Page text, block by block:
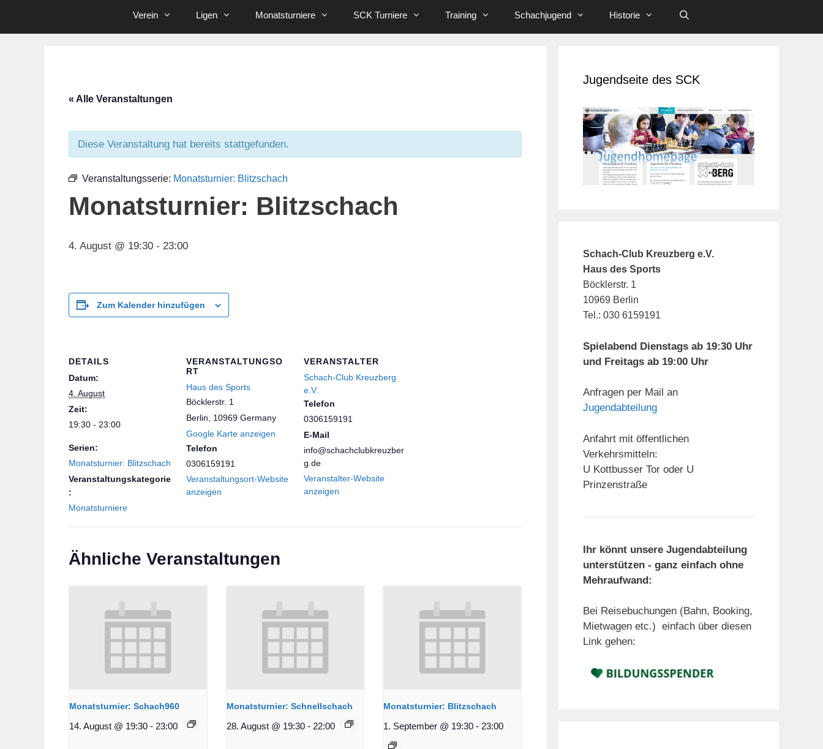
Verein Ligen Monatsturniere SCK Turniere Training Schachjugend Historie
« Alle Veranstaltungen
Diese Veranstaltung hat bereits stattgefunden.
Veranstaltungsserie: Monatsturnier: Blitzschach
Monatsturnier: Blitzschach
4. August @ 19:30 - 23:00
Zum Kalender hinzufügen
DETAILS
Datum:
4. August
Zeit:
19:30 - 23:00
Serien:
Monatsturnier: Blitzschach
Veranstaltungskategorie
:
Monatsturniere
VERANSTALTUNGSO
RT
Haus des Sports
Böcklerstr. 1
Berlin
10969 Germany
Google Karte anzeigen
Telefon
0306159191
Veranstaltungsort-Website
anzeigen
VERANSTALTER
Schach-Club Kreuzberg
e.V.
Telefon
0306159191
E-Mail
info@schachclubkreuzber
g.de
Veranstalter-Website
anzeigen
Ähnliche Veranstaltungen
Monatsturnier: Schach960
14. August @ 19:30 - 23:00
Monatsturnier: Schnellschach
28. August @ 19:30 - 22:00
Monatsturnier: Blitzschach
1. September @ 19:30 - 23:00
Jugendseite des SCK
Schach-Club Kreuzberg e.V.
Haus des Sports
Böcklerstr. 1
10969 Berlin
Tel.: 030 6159191
Spielabend Dienstags ab 19:30 Uhr
und Freitags ab 19:00 Uhr
Anfragen per Mail an
Jugendabteilung
Anfahrt mit öffentlichen
Verkehrsmitteln:
U Kottbusser Tor oder U
Prinzenstraße
Ihr könnt unsere Jugendabteilung
unterstützen - ganz einfach ohne
Mehraufwand:
Bei Reisebuchungen (Bahn, Booking,
Mietwagen etc.) einfach über diesen
Link gehen: